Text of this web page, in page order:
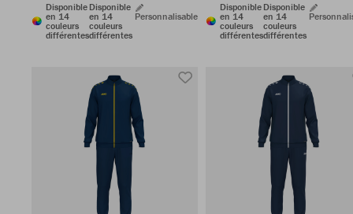
Disponible
en 14
couleurs
différentes
Disponible
en 14
couleurs
différentes
Personnalisable
Disponible
en 14
couleurs
différentes
Disponible
en 14
couleurs
différentes